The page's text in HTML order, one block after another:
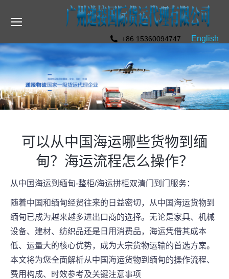
+86 15360094747 English
可以从中国海运哪些货物到缅
甸？海运流程怎么操作？
从中国海运到缅甸-整柜/海运拼柜双清门到门服务：
随着中国和缅甸经贸往来的日益密切，从中国海运货物到
缅甸已成为越来越多进出口商的选择。无论是家具、机械
设备、建材、纺织品还是日用消费品，海运凭借其成本
低、运量大的核心优势，成为大宗货物运输的首选方案。
本文将为您全面解析从中国海运货物到缅甸的操作流程、
费用构成、时效参考及关键注意事项